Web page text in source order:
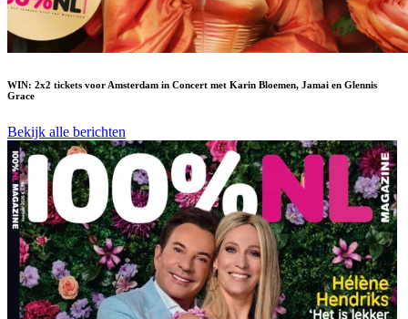
WIN: 2x2 tickets voor Amsterdam in Concert met Karin Bloemen, Jamai en Glennis
Grace
Bekijk alle berichten